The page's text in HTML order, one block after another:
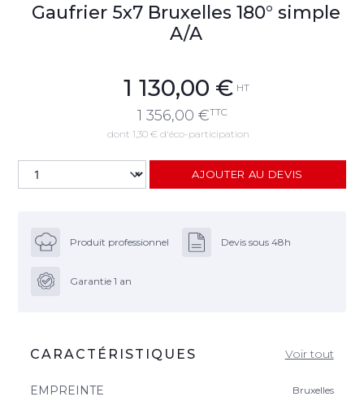
Gaufrier 5x7 Bruxelles 180° simple
A/A
1 130,00 € HT
1 356,00 €TTC
dont 1,30 € d'éco-participation
AJOUTER AU DEVIS
Produit professionnel Devis sous 48h
Garantie 1 an
CARACTÉRISTIQUES Voir tout
EMPREINTE Bruxelles